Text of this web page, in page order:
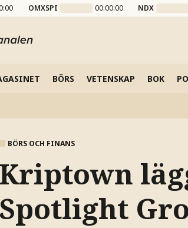
OMXSPI 00:00:00 NDX
BÖRS VETENSKAP BOK
BÖRS OCH FINANS
Kriptown
Spotlight